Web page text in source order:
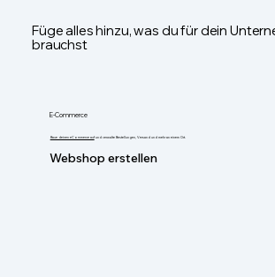
Füge alles hinzu, was du für dein
brauchst
E-Commerce
Baue deinen eCommerce aufund verwalte Bestellungen, Versand und mehr an einem Ort.
Webshop erstellen